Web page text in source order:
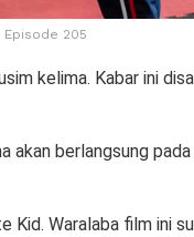
Episode 205
kelima. Kabar ini
akan berlangsung
Kid. Waralaba film ini